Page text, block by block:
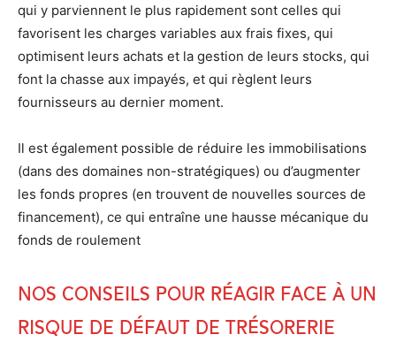
qui y parviennent le plus rapidement sont celles qui
favorisent les charges variables aux frais fixes, qui
optimisent leurs achats et la gestion de leurs stocks, qui
font la chasse aux impayés, et qui règlent leurs
fournisseurs au dernier moment.
Il est également possible de réduire les immobilisations
(dans des domaines non-stratégiques) ou d’augmenter
les fonds propres (en trouvent de nouvelles sources de
financement), ce qui entraîne une hausse mécanique du
fonds de roulement
Nos conseils pour réagir face à un
risque de défaut de trésorerie